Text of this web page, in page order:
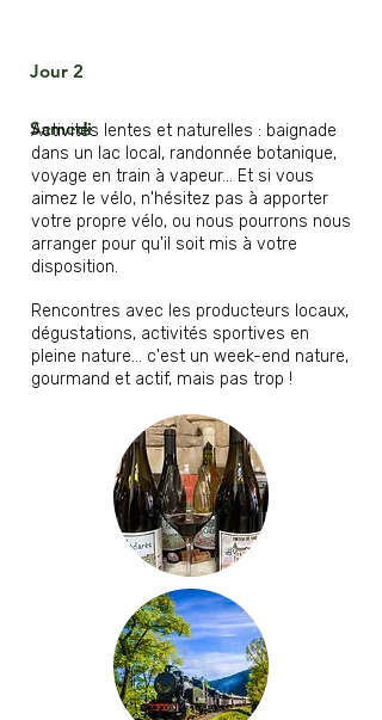
Jour 2
Samedi
Activités lentes et naturelles : baignade
dans un lac local, randonnée botanique,
voyage en train à vapeur... Et si vous
aimez le vélo, n'hésitez pas à apporter
votre propre vélo, ou nous pourrons nous
arranger pour qu'il soit mis à votre
disposition.
Rencontres avec les producteurs locaux,
dégustations, activités sportives en
pleine nature... c'est un week-end nature,
gourmand et actif, mais pas trop !